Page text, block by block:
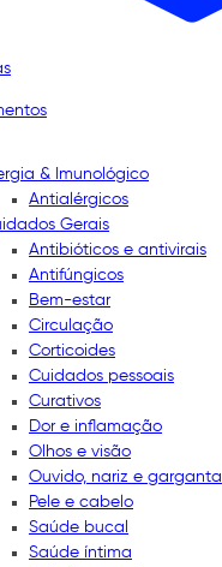
& Imunológico
Antialérgicos
Gerais
Antibióticos e antivirais
Antifúngicos
Bem-estar
Circulação
Corticoides
Cuidados pessoais
Curativos
Dor e inflamação
Olhos e visão
Ouvido, nariz e garganta
Pele e cabelo
Saúde bucal
Saúde íntima